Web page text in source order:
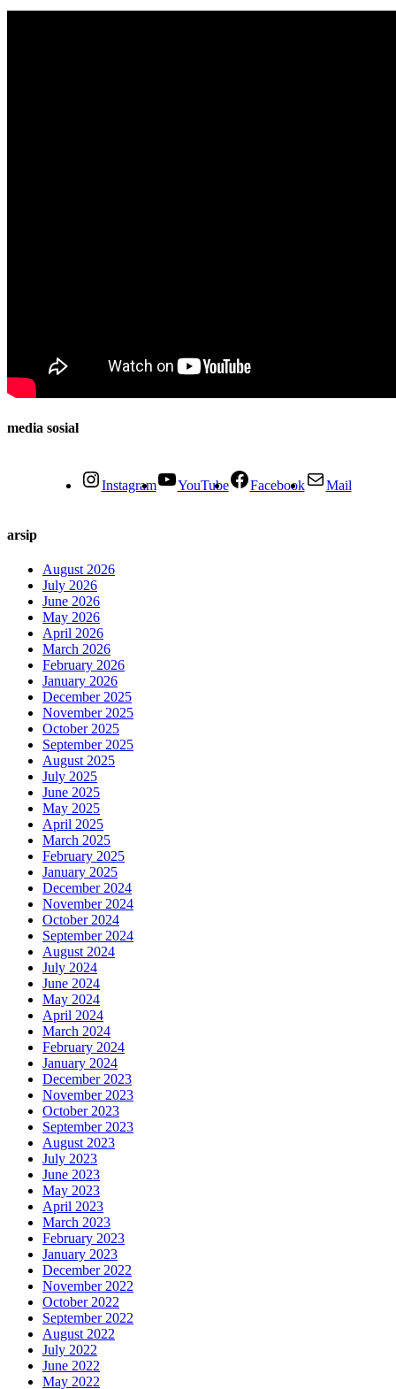
media sosial
Instagram YouTube Facebook Mail
arsip
August 2026
July 2026
June 2026
May 2026
April 2026
March 2026
February 2026
January 2026
December 2025
November 2025
October 2025
September 2025
August 2025
July 2025
June 2025
May 2025
April 2025
March 2025
February 2025
January 2025
December 2024
November 2024
October 2024
September 2024
August 2024
July 2024
June 2024
May 2024
April 2024
March 2024
February 2024
January 2024
December 2023
November 2023
October 2023
September 2023
August 2023
July 2023
June 2023
May 2023
April 2023
March 2023
February 2023
January 2023
December 2022
November 2022
October 2022
September 2022
August 2022
July 2022
June 2022
May 2022